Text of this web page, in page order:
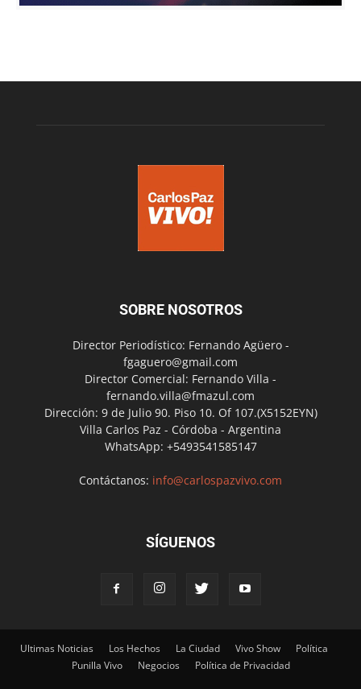
SOBRE NOSOTROS
Director Periodístico: Fernando Agüero -
fgaguero@gmail.com
Director Comercial: Fernando Villa -
fernando.villa@fmazul.com
Dirección: 9 de Julio 90. Piso 10. Of 107.(X5152EYN)
Villa Carlos Paz - Córdoba - Argentina
WhatsApp: +5493541585147
Contáctanos: info@carlospazvivo.com
SÍGUENOS
Ultimas Noticias Los Hechos La Ciudad Vivo Show
Política
Punilla Vivo
Negocios Política de Privacidad